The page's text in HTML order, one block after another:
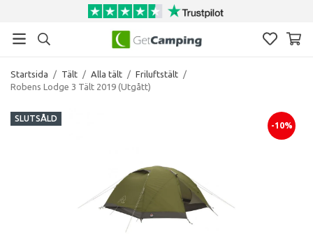
Startsida / Tält / Alla tält / Friluftstält /
Robens Lodge 3 Tält 2019 (Utgått)
SLUTSÅLD
-10%